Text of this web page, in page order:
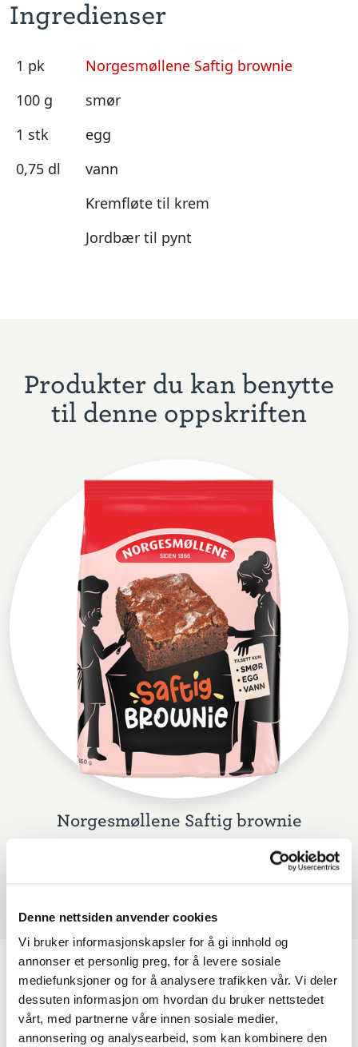
Denne nettsiden anvender cookies
Vi bruker informasjonskapsler for å gi innhold og
annonser et personlig preg, for å levere sosiale
mediefunksjoner og for å analysere trafikken vår. Vi deler
dessuten informasjon om hvordan du bruker nettstedet
vårt, med partnerne våre innen sosiale medier,
annonsering og analysearbeid, som kan kombinere den
Ingredienser
1 pk
Norgesmøllene Saftig brownie
100 g
smør
1 stk
egg
0,75 dl
vann
Kremfløte til krem
Jordbær til pynt
Produkter du kan benytte
til denne oppskriften
Norgesmøllene Saftig brownie
Lignende oppskrifter